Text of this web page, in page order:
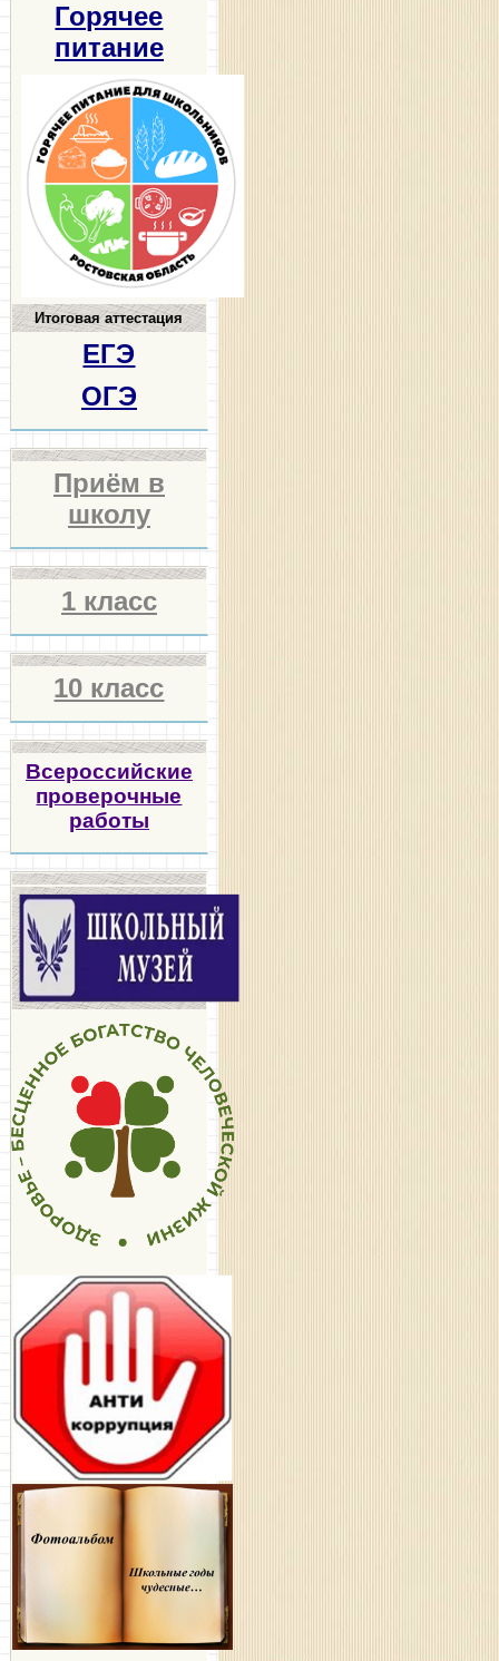
Горячее
питание
Итоговая аттестация
ЕГЭ
ОГЭ
Приём в
школу
1 класс
10 класс
Всероссийские
проверочные
работы